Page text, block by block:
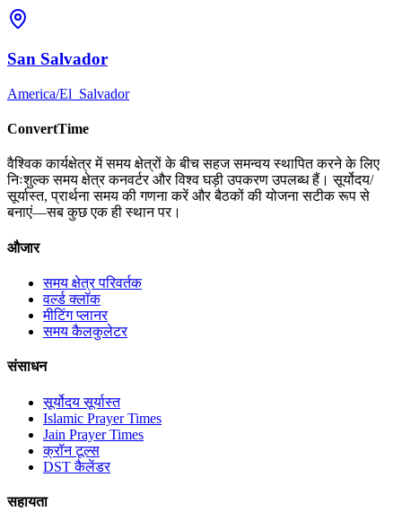
San Salvador
America/El_Salvador
ConvertTime
वैश्विक कार्यक्षेत्र में समय क्षेत्रों के बीच सहज समन्वय स्थापित करने के लिए
निःशुल्क समय क्षेत्र कनवर्टर और विश्व घड़ी उपकरण उपलब्ध हैं। सूर्योदय/
सूर्यास्त, प्रार्थना समय की गणना करें और बैठकों की योजना सटीक रूप से
बनाएं—सब कुछ एक ही स्थान पर।
औजार
समय क्षेत्र परिवर्तक
वर्ल्ड क्लॉक
मीटिंग प्लानर
समय कैलकुलेटर
संसाधन
सूर्योदय सूर्यास्त
Islamic Prayer Times
Jain Prayer Times
क्रॉन टूल्स
DST कैलेंडर
सहायता